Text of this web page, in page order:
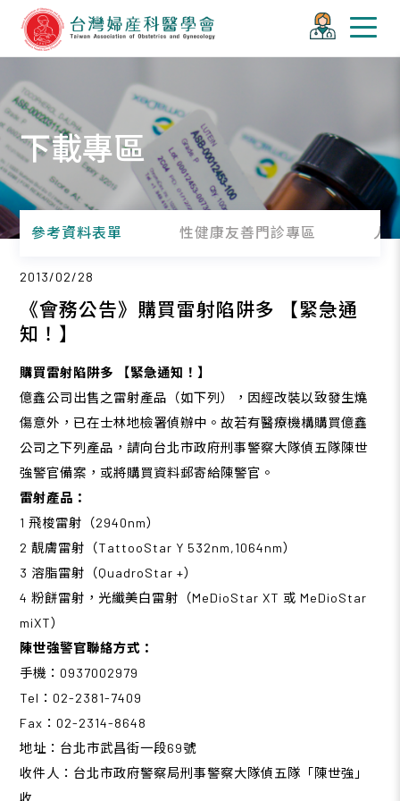
下載專區
參考資料表單 性健康友善門診專區 人
2013/02/28
《會務公告》購買雷射陷阱多 【緊急通
知！】
購買雷射陷阱多 【緊急通知！ 】
億鑫公司出售之雷射產品（如下列），因經改裝以致發生燒
傷意外，已在士林地檢署偵辦中。故若有醫療機構購買億鑫
公司之下列產品，請向台北市政府刑事警察大隊偵五隊陳世
強警官備案，或將購買資料郵寄給陳警官。
雷射產品：
1 飛梭雷射（2940nm）
2 靚膚雷射（TattooStar Y 532nm,1064nm）
3 溶脂雷射（QuadroStar +）
4 粉餅雷射，光纖美白雷射（MeDioStar XT 或 MeDioStar
miXT）
陳世強警官聯絡方式：
手機：0937002979
Tel：02-2381-7409
Fax：02-2314-8648
地址：台北市武昌街一段69號
收件人：台北市政府警察局刑事警察大隊偵五隊「陳世強」
收